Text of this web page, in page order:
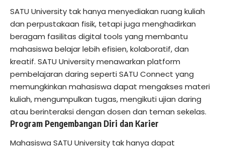
SATU University tak hanya menyediakan ruang kuliah
dan perpustakaan fisik, tetapi juga menghadirkan
beragam fasilitas digital tools yang membantu
mahasiswa belajar lebih efisien, kolaboratif, dan
kreatif. SATU University menawarkan platform
pembelajaran daring seperti SATU Connect yang
memungkinkan mahasiswa dapat mengakses materi
kuliah, mengumpulkan tugas, mengikuti ujian daring
atau berinteraksi dengan dosen dan teman sekelas.
Program Pengembangan Diri dan Karier
Mahasiswa SATU University tak hanya dapat